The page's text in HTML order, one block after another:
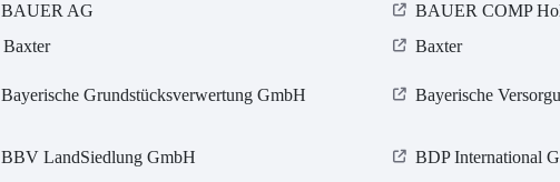
BAUER AG
BAUER COMP
Baxter
Baxter
Bayerische Grundstücksverwertung GmbH Bayerische
BBV LandSiedlung GmbH BDP International